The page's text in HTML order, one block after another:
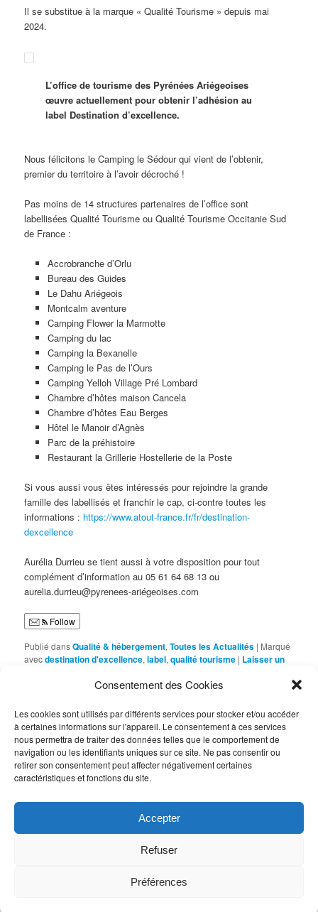
Consentement des Cookies
Les cookies sont utilisés par différents services pour stocker et/ou accéder
à certaines informations sur l'appareil. Le consentement à ces services
nous permettra de traiter des données telles que le comportement de
navigation ou les identifiants uniques sur ce site. Ne pas consentir ou
retirer son consentement peut affecter négativement certaines
caractéristiques et fonctions du site.
Accepter
Refuser
Préférences
Il se substitue à la marque « Qualité Tourisme » depuis mai
2024.
L’office de tourisme des Pyrénées Ariégeoises
œuvre actuellement pour obtenir l’adhésion au
label Destination d’excellence.
Nous félicitons le Camping le Sédour qui vient de l’obtenir,
premier du territoire à l’avoir décroché !
Pas moins de 14 structures partenaires de l’office sont
labellisées Qualité Tourisme ou Qualité Tourisme Occitanie Sud
de France :
Accrobranche d’Orlu
Bureau des Guides
Le Dahu Ariégeois
Montcalm aventure
Camping Flower la Marmotte
Camping du lac
Camping la Bexanelle
Camping le Pas de l’Ours
Camping Yelloh Village Pré Lombard
Chambre d’hôtes maison Cancela
Chambre d’hôtes Eau Berges
Hôtel le Manoir d’Agnès
Parc de la préhistoire
Restaurant la Grillerie Hostellerie de la Poste
Si vous aussi vous êtes intéressés pour rejoindre la grande
famille des labellisés et franchir le cap, ci-contre toutes les
informations : https://www.atout-france.fr/fr/destination-
dexcellence
Aurélia Durrieu se tient aussi à votre disposition pour tout
complément d’information au 05 61 64 68 13 ou
aurelia.durrieu@pyrenees-ariégeoises.com
Follow
Publié dansQualité & hébergement,Toutes les Actualités | Marqué
avecdestination d'excellence,label,qualité tourisme | Laisser un
Navigation
des
articles
←Articles plus anciens
R
e
h
r
Office de Tourisme des Pyrénées Ariégeoises
09110 Ax-les-thermes